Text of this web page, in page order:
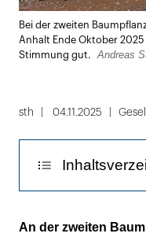
Bei der zweiten
Anhalt Ende Oktober
Stimmung gut.
Andreas
sth 04.11.2025
Aufforstung
An der zweiten